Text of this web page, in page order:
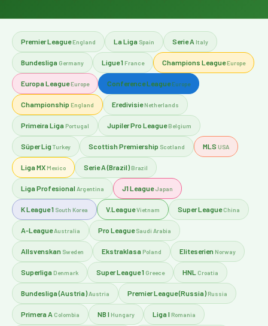
Premier LeagueEngland La Liga Spain Serie A Italy
Bundesliga Germany Ligue 1 France Champions LeagueEurope
Europa LeagueEurope Conference LeagueEurope
Championship England EredivisieNetherlands
Primeira Liga Portugal Jupiler Pro LeagueBelgium
Süper Lig Turkey Scottish Premiership Scotland MLS USA
Liga MX Mexico Serie A (Brazil) Brazil
Liga Profesional Argentina J1 LeagueJapan
K League 1 South Korea V.LeagueVietnam Super LeagueChina
A-LeagueAustralia Pro LeagueSaudi Arabia
Allsvenskan Sweden Ekstraklasa Poland Eliteserien Norway
Superliga Denmark Super League 1 Greece HNL Croatia
Bundesliga (Austria)Austria Premier League (Russia) Russia
Primera A Colombia NB I Hungary Liga I Romania